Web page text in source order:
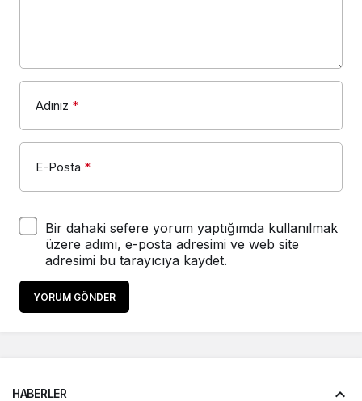
Adınız *
E-Posta *
Bir dahaki sefere yorum yaptığımda kullanılmak
üzere adımı, e-posta adresimi ve web site
adresimi bu tarayıcıya kaydet.
YORUM GÖNDER
HABERLER